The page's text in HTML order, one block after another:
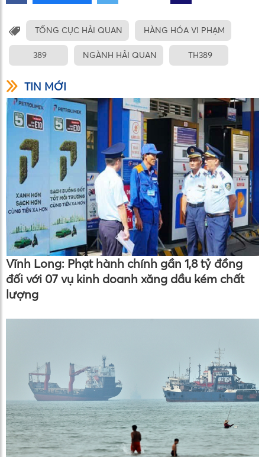
TỔNG CỤC HẢI QUAN HÀNG HÓA VI PHẠM
389 NGÀNH HẢI QUAN TH389
TIN MỚI
Vĩnh Long: Phạt hành chính gần 1,8 tỷ đồng
đối với 07 vụ kinh doanh xăng dầu kém chất
lượng